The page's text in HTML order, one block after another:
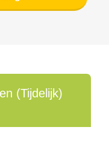
(Tijdelijk)